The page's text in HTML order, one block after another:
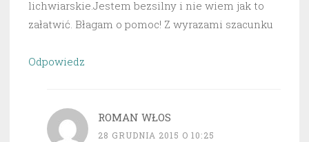
lichwiarskie.Jestem bezsilny i nie wiem jak to
załatwić. Błagam o pomoc! Z wyrazami szacunku
Odpowiedz
ROMAN WŁOS
28 GRUDNIA 2015 O 10:25